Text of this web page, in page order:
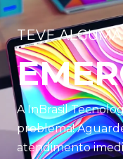
TEVE ALGUMA
A InBrasil
problema!
atendimento